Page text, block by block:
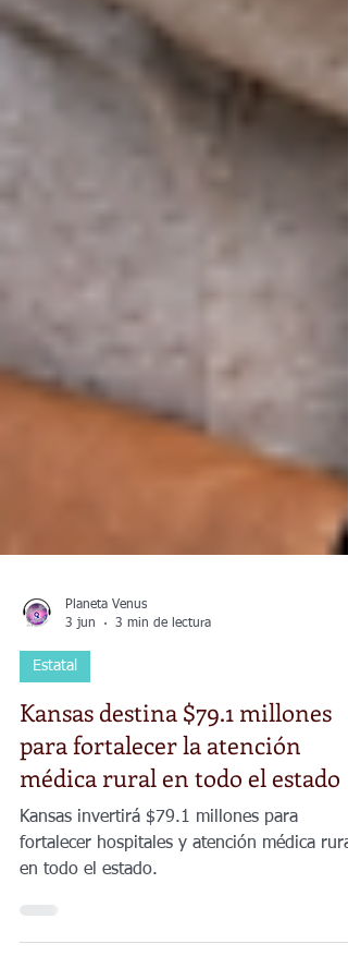
Planeta Venus
3 jun
Estatal
Kansas destina $79.1 millones
para fortalecer la atención
médica rural en todo el estado
Kansas invertirá $79.1 millones para